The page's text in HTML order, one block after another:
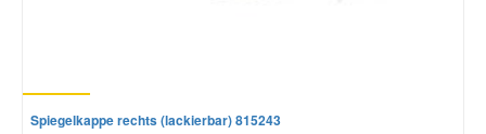
Spiegelkappe rechts (lackierbar) 815243
Skoda Ersatzteile